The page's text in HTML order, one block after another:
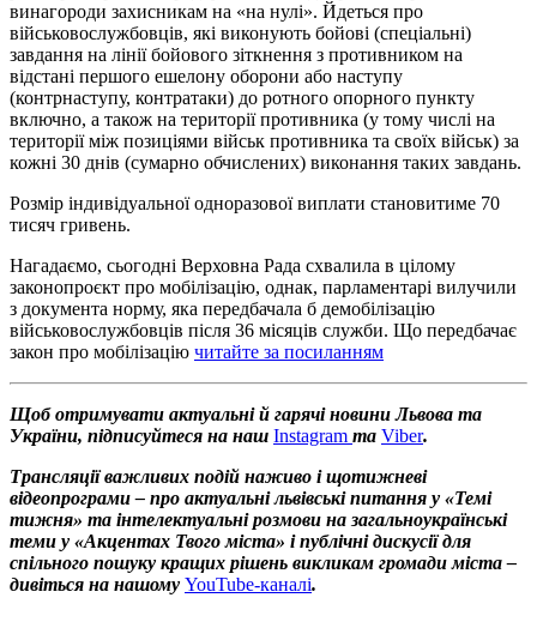
винагороди захисникам на «на нулі». Йдеться про
військовослужбовців, які виконують бойові (спеціальні)
завдання на лінії бойового зіткнення з противником на
відстані першого ешелону оборони або наступу
(контрнаступу, контратаки) до ротного опорного пункту
включно, а також на території противника (у тому числі на
території між позиціями військ противника та своїх військ) за
кожні 30 днів (сумарно обчислених) виконання таких завдань.
Розмір індивідуальної одноразової виплати становитиме 70
тисяч гривень.
Нагадаємо, сьогодні Верховна Рада схвалила в цілому
законопроєкт про мобілізацію, однак, парламентарі вилучили
з документа норму, яка передбачала б демобілізацію
військовослужбовців після 36 місяців служби. Що передбачає
закон про мобілізацію читайте за посиланням
Щоб отримувати актуальні й гарячі новини Львова та
України, підписуйтеся на наш Instagram та Viber.
Трансляції важливих подій наживо і щотижневі
відеопрограми – про актуальні львівські питання у «Темі
тижня» та інтелектуальні розмови на загальноукраїнські
теми у «Акцентах Твого міста» і публічні дискусії для
спільного пошуку кращих рішень викликам громади міста –
дивіться на нашому YouTube-каналі.